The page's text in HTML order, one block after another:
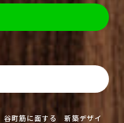
谷町筋に面する 新築デザイ